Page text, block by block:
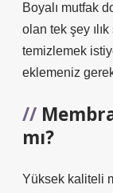
Boyalı mutfak
olan tek şey
temizlemek
eklemeniz
mı?
Yüksek kaliteli